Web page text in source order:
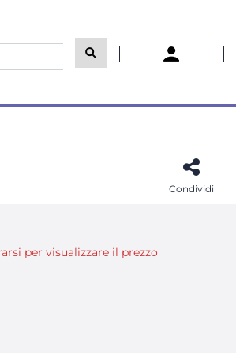
Condividi
per visualizzare il prezzo